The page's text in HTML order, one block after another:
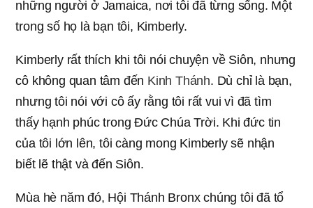
những người ở Jamaica, nơi tôi đã từng sống. Một
trong số họ là bạn tôi, Kimberly.
Kimberly rất thích khi tôi nói chuyện về Siôn, nhưng
cô không quan tâm đến Kinh Thánh. Dù chỉ là bạn,
nhưng tôi nói với cô ấy rằng tôi rất vui vì đã tìm
thấy hạnh phúc trong Đức Chúa Trời. Khi đức tin
của tôi lớn lên, tôi càng mong Kimberly sẽ nhận
biết lẽ thật và đến Siôn.
Mùa hè năm đó, Hội Thánh Bronx chúng tôi đã tổ